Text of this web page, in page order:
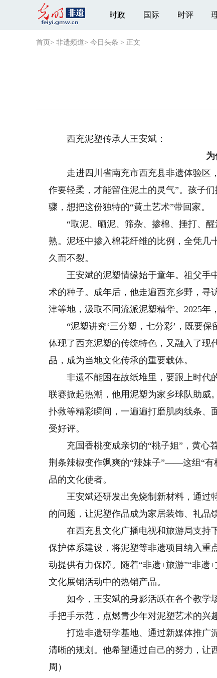
时政 国际 时评
首页 > 非遗频道> 今日头条 > 正文
西充泥塑传承人王安斌：
走进四川省南充市西充县非遗体验区
作要轻柔，才能留住泥土的灵气”。孩子
骤，想把这份独特的“黄土艺术”带回家。
“取泥、晒泥、筛杂、掺棉、捶打、醒
熟。泥坯中掺入棉花纤维的比例，全凭
久而不裂。
王安斌的泥塑情缘始于童年。祖父手
术的种子。成年后，他走遍西充乡野，寻
津等地，汲取不同流派泥塑精华。2025年
“泥塑讲究‘三分塑，七分彩’，既要保
体现了西充泥塑的传统特色，又融入了现
品，成为当地文化传承的重要载体。
非遗不能困在故纸堆里，要跟上时代
联赛掀起热潮，他用泥塑为家乡球队助威
扑救等精彩瞬间，一遍遍打磨肌肉线条、
受好评。
充国香桃变成亲切的“桃子姐”，黄心苕
荆条辣椒变作飒爽的“辣妹子”——这组“有
品的文化使者。
王安斌还研发出免烧制新材料，通过
的问题，让泥塑作品成为家居装饰、礼品
在西充县文化广播电视和旅游局支持
保护体系建设，将泥塑等非遗项目纳入重
动提供有力保障。随着“非遗+旅游”“非遗
文化展销活动中的热销产品。
如今，王安斌的身影活跃在各个教学
手把手示范，点燃青少年对泥塑艺术的兴
打造非遗研学基地、通过新媒体推广
清晰的规划。他希望通过自己的努力，让
周）